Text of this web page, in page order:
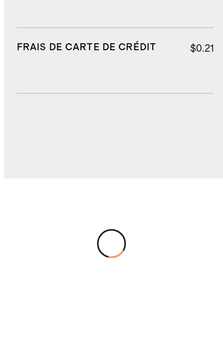
FRAIS DE CARTE DE CRÉDIT $0.21